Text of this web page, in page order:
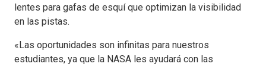
lentes para gafas de esquí que optimizan la visibilidad
en las pistas.
«Las oportunidades son infinitas para nuestros
estudiantes, ya que la NASA les ayudará con las